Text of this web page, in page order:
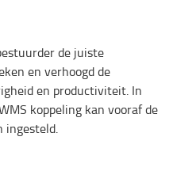
de juiste
en verhoogd de
en productiviteit. In
koppeling kan vooraf de
ingesteld.